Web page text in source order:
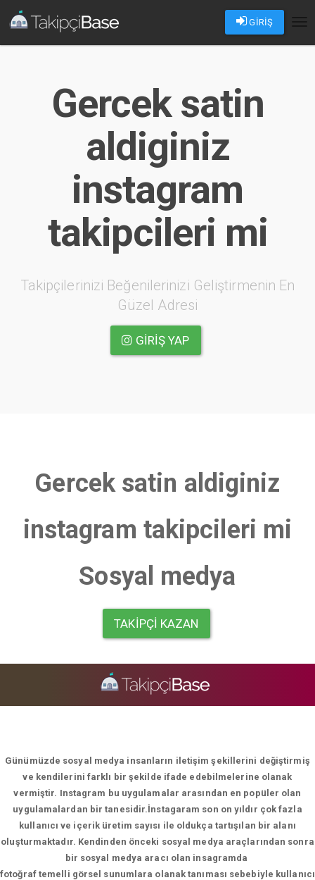
GİRİŞ
Gercek satin
aldiginiz
instagram
takipcileri mi
Takipçilerinizi Beğenilerinizi Geliştirmenin En
Güzel Adresi
GIRIŞ YAP
Gercek satin aldiginiz
instagram takipcileri mi
Sosyal medya
TAKIPÇI KAZAN
Günümüzde sosyal medya insanların iletişim şekillerini değiştirmiş
ve kendilerini farklı bir şekilde ifade edebilmelerine olanak
vermiştir. Instagram bu uygulamalar arasından en popüler olan
uygulamalardan bir tanesidir.İnstagaram son on yıldır çok fazla
kullanıcı ve içerik üretim sayısı ile oldukça tartışılan bir alanı
oluşturmaktadır. Kendinden önceki sosyal medya araçlarından sonra
bir sosyal medya aracı olan insagramda
fotoğraf temelli görsel sunumlara olanak tanıması sebebiyle kullanıcı